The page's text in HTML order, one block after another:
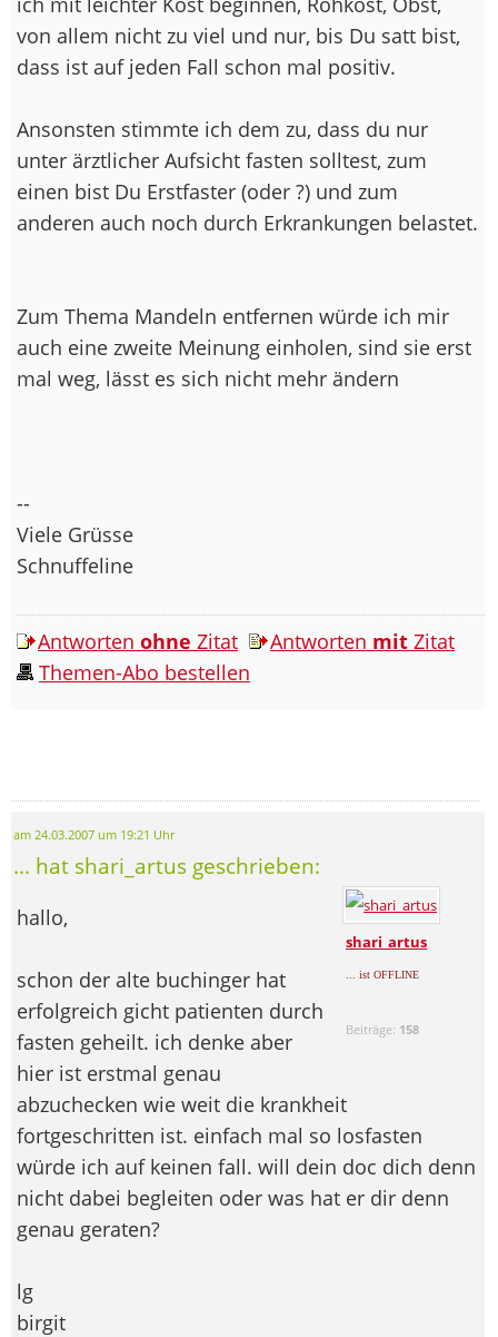
von allem nicht zu viel und nur, bis Du satt bist,
dass ist auf jeden Fall schon mal positiv.
Ansonsten stimmte ich dem zu, dass du nur
unter ärztlicher Aufsicht fasten solltest, zum
einen bist Du Erstfaster (oder ?) und zum
anderen auch noch durch Erkrankungen belastet.
Zum Thema Mandeln entfernen würde ich mir
auch eine zweite Meinung einholen, sind sie erst
mal weg, lässt es sich nicht mehr ändern
--
Viele Grüsse
Schnuffeline
Antworten ohne Zitat Antworten mit Zitat
Themen-Abo bestellen
am 24.03.2007 um 19:21 Uhr
... hat shari_artus geschrieben:
shari_artus
... ist OFFLINE
Beiträge: 158
hallo,
schon der alte buchinger hat
erfolgreich gicht patienten durch
fasten geheilt. ich denke aber
hier ist erstmal genau
abzuchecken wie weit die krankheit
fortgeschritten ist. einfach mal so losfasten
würde ich auf keinen fall. will dein doc dich denn
nicht dabei begleiten oder was hat er dir denn
genau geraten?
lg
birgit